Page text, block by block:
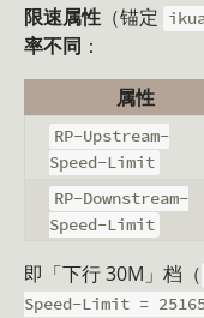
限速属性 （锚定
率不同 ：
属性
RP-Upstream-
Speed-Limit
RP-Downstream-
Speed-Limit
即「下行 30M」档（
Speed-Limit =